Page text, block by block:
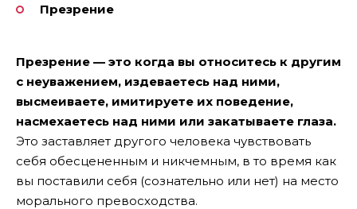
Презрение
Презрение — это когда вы относитесь к другим
с неуважением, издеваетесь над ними,
высмеиваете, имитируете их поведение,
насмехаетесь над ними или закатываете глаза.
Это заставляет другого человека чувствовать
себя обесцененным и никчемным, в то время как
вы поставили себя (сознательно или нет) на место
морального превосходства.